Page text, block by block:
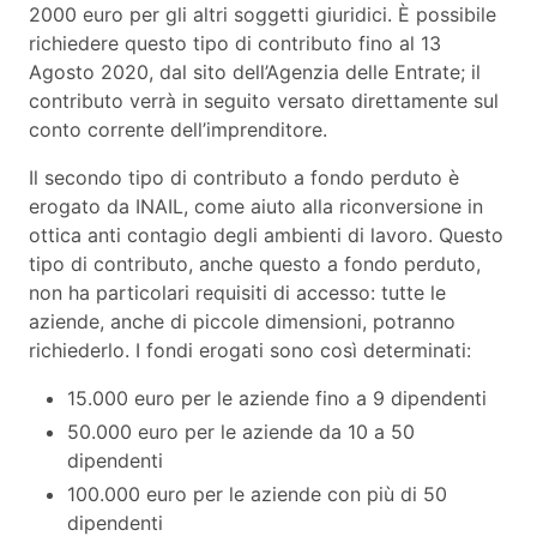
2000 euro per gli altri soggetti giuridici. È possibile
richiedere questo tipo di contributo fino al 13
Agosto 2020, dal sito dell’Agenzia delle Entrate; il
contributo verrà in seguito versato direttamente sul
conto corrente dell’imprenditore.
Il secondo tipo di contributo a fondo perduto è
erogato da INAIL, come aiuto alla riconversione in
ottica anti contagio degli ambienti di lavoro. Questo
tipo di contributo, anche questo a fondo perduto,
non ha particolari requisiti di accesso: tutte le
aziende, anche di piccole dimensioni, potranno
richiederlo. I fondi erogati sono così determinati:
15.000 euro per le aziende fino a 9 dipendenti
50.000 euro per le aziende da 10 a 50
dipendenti
100.000 euro per le aziende con più di 50
dipendenti